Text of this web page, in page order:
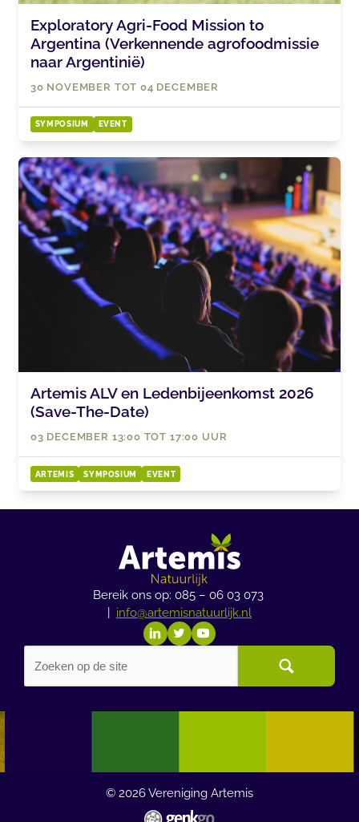
Exploratory Agri-Food Mission to
Argentina (Verkennende agrofoodmissie
naar Argentinië)
30 NOVEMBER TOT 04 DECEMBER
SYMPOSIUM EVENT
Artemis ALV en Ledenbijeenkomst 2026
(Save-The-Date)
03 DECEMBER 13:00 TOT 17:00 UUR
ARTEMIS SYMPOSIUM EVENT
Bereik ons op: 085 – 06 03 073
info@artemisnatuurlijk.nl
© 2026Vereniging Artemis